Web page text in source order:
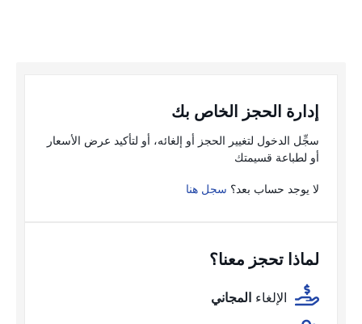
إدارة الحجز الخاص بك
سجِّل الدخول لتغيير الحجز أو إلغائه، أو لتأكيد عرض الأسعار
أو لطباعة قسيمتك
لا يوجد حساب بعد؟ سجل هنا
لماذا تحجز معنا؟
الإلغاء المجاني